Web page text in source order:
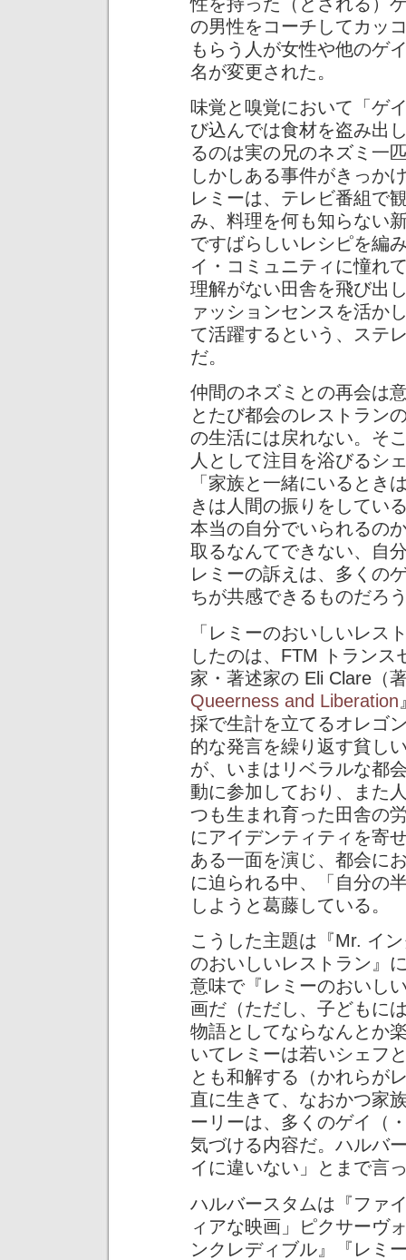
の男性をコーチしてカッ
もらう人が女性や他のゲ
名が変更された。
味覚と嗅覚において「ゲ
び込んでは食材を盗み出
るのは実の兄のネズミ一
しかしある事件がきっか
レミーは、テレビ番組で
み、料理を何も知らない
ですばらしいレシピを編
イ・コミュニティに憧れ
理解がない田舎を飛び出
ァッションセンスを活か
て活躍するという、ステ
だ。
仲間のネズミとの再会は
とたび都会のレストラン
の生活には戻れない。そ
人として注目を浴びるシ
「家族と一緒にいるとき
きは人間の振りをしてい
本当の自分でいられるの
取るなんてできない、自
レミーの訴えは、多くの
ちが共感できるものだろ
「レミーのおいしいレス
したのは、FTM トラン
家・著述家の Eli Clare（
Queerness and Liberation
採で生計を立てるオレゴ
的な発言を繰り返す貧し
が、いまはリベラルな都
動に参加しており、また
つも生まれ育った田舎の
にアイデンティティを寄
ある一面を演じ、都会に
に迫られる中、「自分の
しようと葛藤している。
こうした主題は『Mr. イ
のおいしいレストラン』
意味で『レミーのおいし
画だ（ただし、子どもに
物語としてならなんとか
いてレミーは若いシェフ
とも和解する（かれらが
直に生きて、なおかつ家
ーリーは、多くのゲイ（
気づける内容だ。ハルバ
イに違いない」とまで言
ハルバースタムは『ファ
ィアな映画」ピクサーヴ
ンクレディブル』『レミ